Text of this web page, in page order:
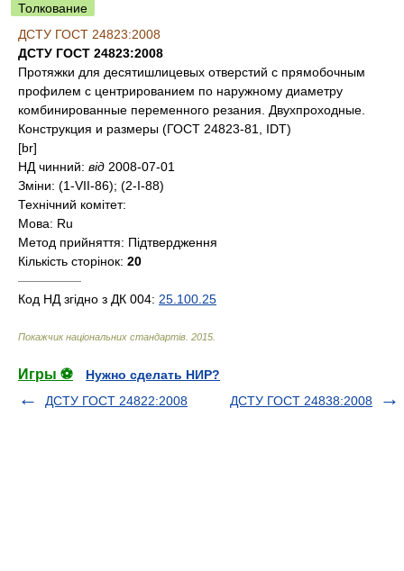
Толкование
ДСТУ ГОСТ 24823:2008
ДСТУ ГОСТ 24823:2008
Протяжки для десятишлицевых отверстий с прямобочным
профилем с центрированием по наружному диаметру
комбинированные переменного резания. Двухпроходные.
Конструкция и размеры (ГОСТ 24823-81, IDT)
[br]
НД чинний: від 2008-07-01
Зміни: (1-VII-86); (2-I-88)
Технічний комітет:
Мова: Ru
Метод прийняття: Підтвердження
Кількість сторінок: 20
—————
Код НД згідно з ДК 004: 25.100.25
Покажчик національних стандартів 2015
Игры ⚽
Нужно сделать НИР?
ДСТУ ГОСТ 24822:2008
ДСТУ ГОСТ 24838:2008